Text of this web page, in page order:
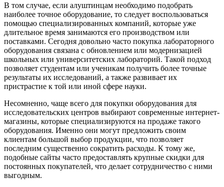
В том случае, если алуштинцам необходимо подобрать
наиболее точное оборудование, то следует воспользоваться
помощью специализированных компаний, которые уже
длительное время занимаются его производством или
поставками. Сегодня довольно часто покупка лабораторного
оборудования связана с обновлением или модернизацией
школьных или университетских лабораторий. Такой подход
позволяет студентам или ученикам получить более точные
результаты их исследований, а также развивает их
пристрастие к той или иной сфере науки.
Несомненно, чаще всего для покупки оборудования для
исследовательских центров выбирают современные интернет-
магазины, которые специализируются на продаже такого
оборудования. Именно они могут предложить своим
клиентам большой выбор продукции, что позволяет
последним существенно сократить расходы. К тому же,
подобные сайты часто предоставлять крупные скидки для
постоянных покупателей, что делает сотрудничество с ними
выгодным.